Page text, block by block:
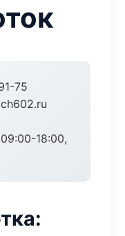
75
18:00,